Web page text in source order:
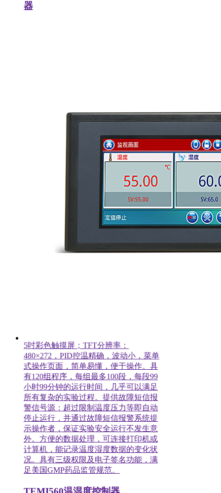
器
5吋彩色触摸屏；TFT分辨率：
480×272，PID控温精确，波动小，菜单
式操作页面，简单易懂，便于操作。具
有120组程序，每组最多100段，每段99
小时99分钟的运行时间，几乎可以满足
所有复杂的实验过程。提供故障短信报
警信号源：超过限制温度压力等即自动
停止运行，并通过故障短信报警系统提
示操作者，保证实验安全运行不发生意
外。方便的数据处理，可连接打印机或
计算机，能记录温度湿度数据的变化状
况。具有三级权限及电子签名功能，满
足美国GMP药品监管规范。